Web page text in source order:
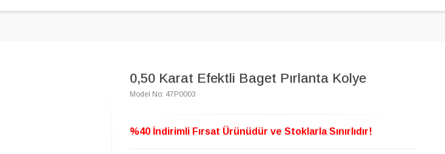
0,50 Karat Efektli Baget Pırlanta Kolye
Model No: 47P0003
%40 İndirimli Fırsat Ürünüdür ve Stoklarla Sınırlıdır!